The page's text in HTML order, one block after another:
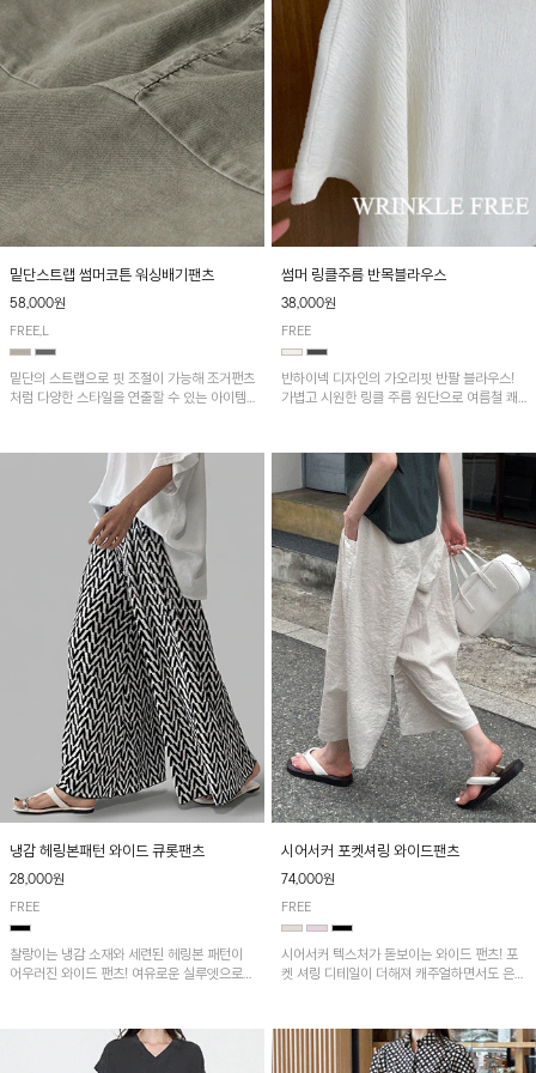
밑단스트랩 썸머코튼 워싱배기팬츠
58,000원
FREE,L
밑단의 스트랩으로 핏 조절이 가능해 조거팬츠
처럼 다양한 스타일을 연출할 수 있는 아이템!
썸머 링클주름 반목블라우스
38,000원
FREE
반하이넥 디자인의 가오리핏 반팔 블라우스!
가볍고 시원한 링클 주름 원단으로 여름철 쾌
냉감 헤링본패턴 와이드 큐롯팬츠
28,000원
FREE
찰랑이는 냉감 소재와 세련된 헤링본 패턴이
어우러진 와이드 팬츠! 여유로운 실루엣으로
시어서커 포켓셔링 와이드팬츠
74,000원
FREE
시어서커 텍스처가 돋보이는 와이드 팬츠! 포
켓 셔링 디테일이 더해져 캐주얼하면서도 은은
다. 가볍고 쾌적한 착용감으로 여름철 데일리
아이템으로 활용하기 좋아요~